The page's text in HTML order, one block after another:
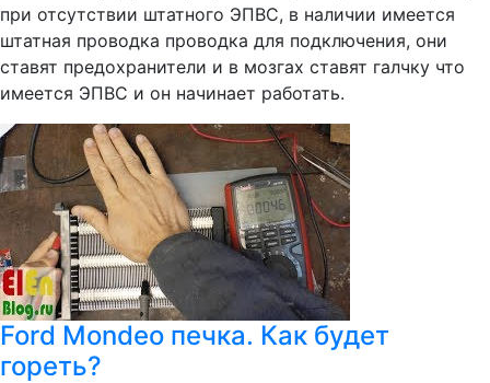
при отсутствии штатного ЭПВС, в наличии имеется
штатная проводка проводка для подключения, они
ставят предохранители и в мозгах ставят галчку что
имеется ЭПВС и он начинает работать.
Ford Mondeo печка. Как будет
гореть?